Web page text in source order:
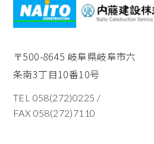
〒500-8645 岐阜県岐阜市六
条南3丁目10番10号
TEL 058(272)0225 /
FAX 058(272)7110